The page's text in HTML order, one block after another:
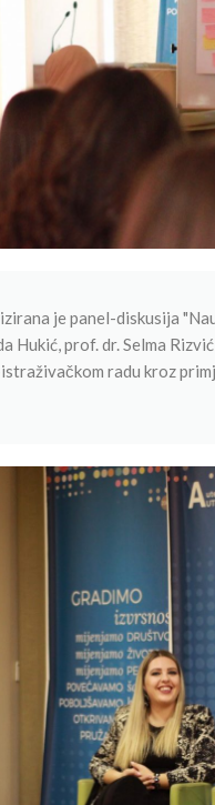
je panel-diskusija
Hukić, prof. dr. Selma
radu kroz